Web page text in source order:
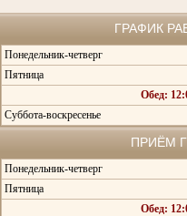
ГРАФИК
Понедельник-четверг
Пятница
Обед:
Суббота-воскресенье
ПРИЁМ
Понедельник-четверг
Пятница
Обед: